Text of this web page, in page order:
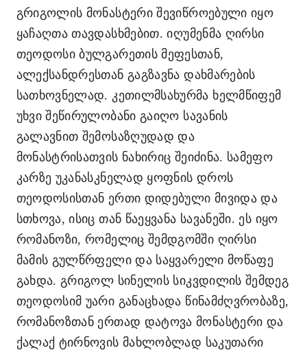
გრიგოლის მონასტერი შევიწროებული იყო
ყაჩაღთა თავდასხმებით. იღუმენმა ღირსი
თეოდოსი ბულგარეთის მეფესთან,
ალექსანდრესთან გაგზავნა დახმარების
სათხოვნელად. კეთილმსახურმა ხელმწიფემ
უხვი შეწირულობანი გაიღო სავანის
გალავნით შემოსაზღუდად და
მონასტრისათვის ნახირიც შეიძინა. სამეფო
კარზე უკანასკნელად ყოფნის დროს
თეოდოსისთან ერთი დიდებული მივიდა და
სთხოვა, ისიც თან წაეყვანა სავანეში. ეს იყო
რომანოზი, რომელიც შემდგომში ღირსი
მამის გულწრფელი და საყვარელი მოწაფე
გახდა. გრიგოლ სინელის სიკვდილის შემდეგ
თეოდოსიმ უარი განაცხადა წინამძღვრობაზე,
რომანოზთან ერთად დატოვა მონასტერი და
ქალაქ ტირნოვის მახლობლად საკუთარი